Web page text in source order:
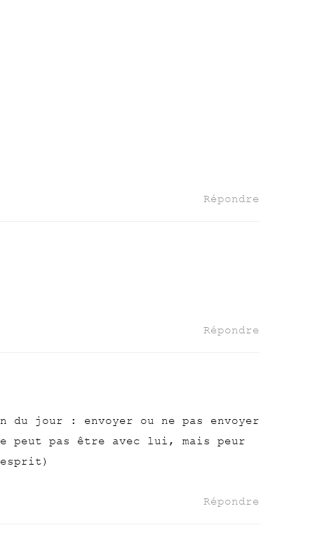
Répondre
Répondre
jour : envoyer ou ne pas envoyer
peut pas être avec lui, mais peur
Répondre